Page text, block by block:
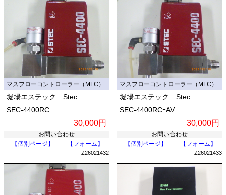
マスフローコントローラー（MFC）
堀場エステック Stec
SEC-4400RC
30,000円
お問い合わせ
【個別ページ】
【フォーム】
Z26021432
マスフローコントローラー（MFC）
堀場エステック Stec
SEC-4400RCｰAV
30,000円
お問い合わせ
【個別ページ】
【フォーム】
Z26021433